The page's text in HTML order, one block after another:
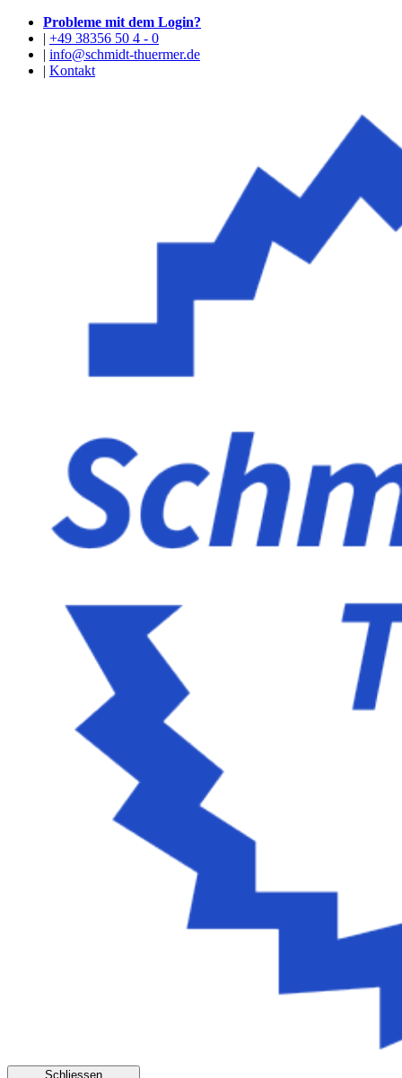
Probleme mit dem Login?
| +49 38356 50 4 - 0
| info@schmidt-thuermer.de
| Kontakt
Schliessen